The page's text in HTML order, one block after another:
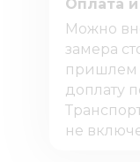
Оплата и
Можно
замера
пришлем
доплату
не